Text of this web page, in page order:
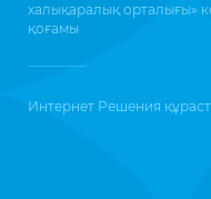
халықаралық орталығы»
қоғамы
Интернет Решения